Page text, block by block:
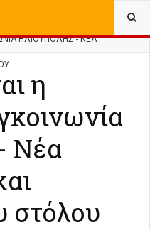
ΗΛΙΟΎΠΟΛΗΣ - ΝΈΑ
η
Νέα
στόλου